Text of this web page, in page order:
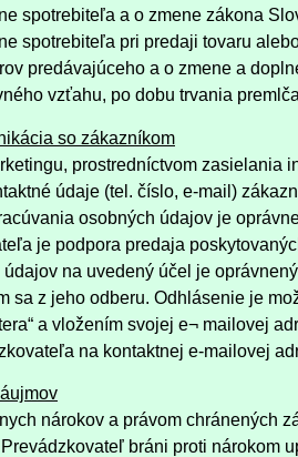
spotrebiteľa a o zmene zákona
spotrebiteľa pri predaji tovaru
predávajúceho a o zmene a
vzťahu, po dobu trvania
so zákazníkom
prostredníctvom
údaje (tel. číslo, e-mail)
osobných údajov je
je podpora predaja
na uvedený účel je
sa z jeho odberu. Odhlásenie je
a vložením svojej e¬ mailovej
na kontaktnej e-mailovej
nárokov a právom chránených
bráni proti nárokom